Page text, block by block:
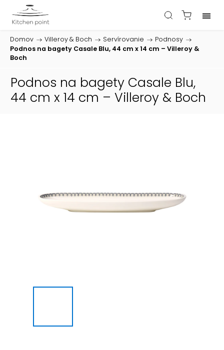
Domov / Villeroy & Boch / Servírovanie / Podnosy /
Podnos na bagety Casale Blu, 44 cm x 14 cm – Villeroy &
Boch
Podnos na bagety Casale Blu,
44 cm x 14 cm – Villeroy & Boch